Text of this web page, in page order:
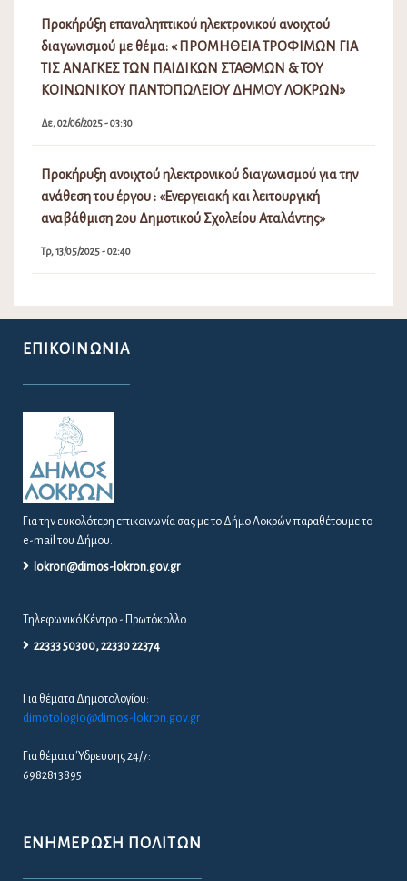
Προκήρύξη επαναληπτικού ηλεκτρονικού ανοιχτού
διαγωνισμού με θέμα: « ΠΡΟΜΗΘΕΙΑ ΤΡΟΦΙΜΩΝ ΓΙΑ
ΤΙΣ ΑΝΑΓΚΕΣ ΤΩΝ ΠΑΙΔΙΚΩΝ ΣΤΑΘΜΩΝ & ΤΟΥ
ΚΟΙΝΩΝΙΚΟΥ ΠΑΝΤΟΠΩΛΕΙΟΥ ΔΗΜΟΥ ΛΟΚΡΩΝ»
Δε, 02/06/2025 - 03:30
Προκήρυξη ανοιχτού ηλεκτρονικού διαγωνισμού για την
ανάθεση του έργου : «Ενεργειακή και λειτουργική
αναβάθμιση 2ου Δημοτικού Σχολείου Αταλάντης»
Τρ, 13/05/2025 - 02:40
ΕΠΙΚΟΙΝΩΝΊΑ
Για την ευκολότερη επικοινωνία σας με το Δήμο Λοκρών παραθέτουμε το
e-mail του Δήμου.
lokron@dimos-lokron.gov.gr
Τηλεφωνικό Κέντρο - Πρωτόκολλο
22333 50300, 22330 22374
Για θέματα Δημοτολογίου:
dimotologio@dimos-lokron.gov.gr
Για θέματα Ύδρευσης 24/7:
6982813895
ΕΝΗΜΈΡΩΣΗ ΠΟΛΙΤΏΝ